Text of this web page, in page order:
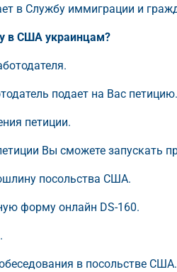
в Службу иммиграции и
в США украинцам?
подает на Вас петицию.
петиции.
Вы сможете запускать
посольства США.
форму онлайн DS-160.
в посольстве США.